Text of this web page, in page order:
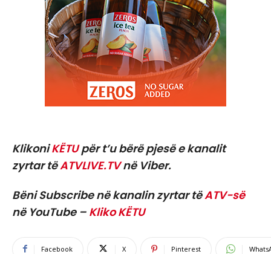
KlikoniKËTUpër t’u bërë pjesë e kanalit
zyrtar tëATVLIVE.TVnë Viber.
Bëni Subscribe në kanalin zyrtar tëATV-së
në YouTube – Kliko KËTU
Facebook X Pinterest